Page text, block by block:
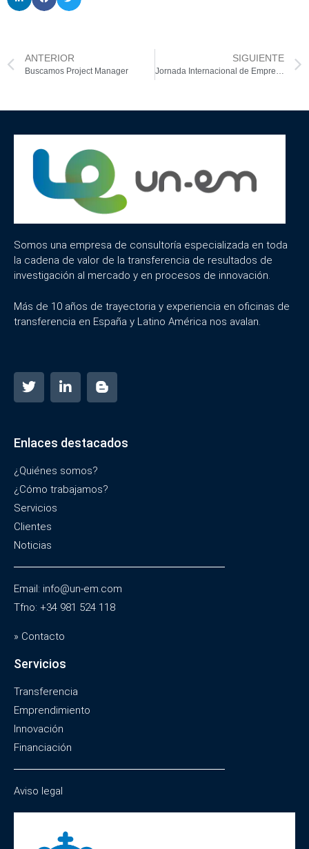
ANTERIOR
Buscamos Project Manager
SIGUIENTE
Somos una empresa de consultoría especializada en toda
la cadena de valor de la transferencia de resultados de
investigación al mercado y en procesos de innovación.
Más de 10 años de trayectoria y experiencia en oficinas de
transferencia en España y Latino América nos avalan.
Enlaces destacados
¿Quiénes somos?
¿Cómo trabajamos?
Servicios
Clientes
Noticias
Email: info@un-em.com
Tfno: +34 981 524 118
» Contacto
Servicios
Transferencia
Emprendimiento
Innovación
Financiación
Aviso legal